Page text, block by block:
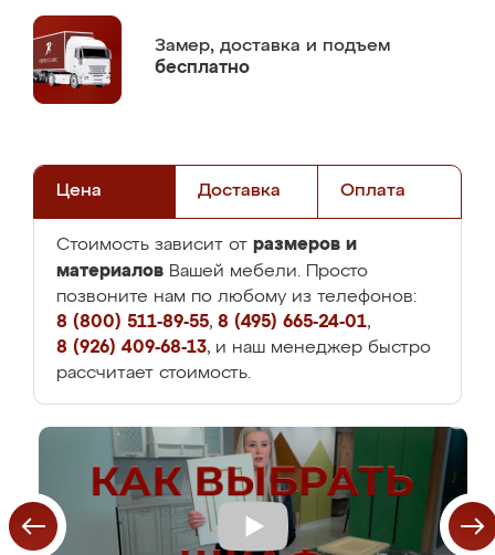
Замер, доставка и подъем
бесплатно
Цена Доставка Оплата
Стоимость зависит от размеров и
материалов Вашей мебели. Просто
позвоните нам по любому из телефонов:
8 (800) 511-89-55, 8 (495) 665-24-01,
8 (926) 409-68-13, и наш менеджер быстро
рассчитает стоимость.